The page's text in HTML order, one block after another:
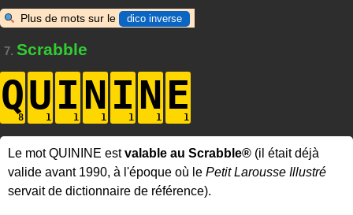
Plus de mots sur le dico inverse
7. Scrabble
QUININE
Le mot QUININE estvalable au Scrabble® (il était déjà
valide avant 1990, à l'époque où le Petit Larousse Illustré
servait de dictionnaire de référence).